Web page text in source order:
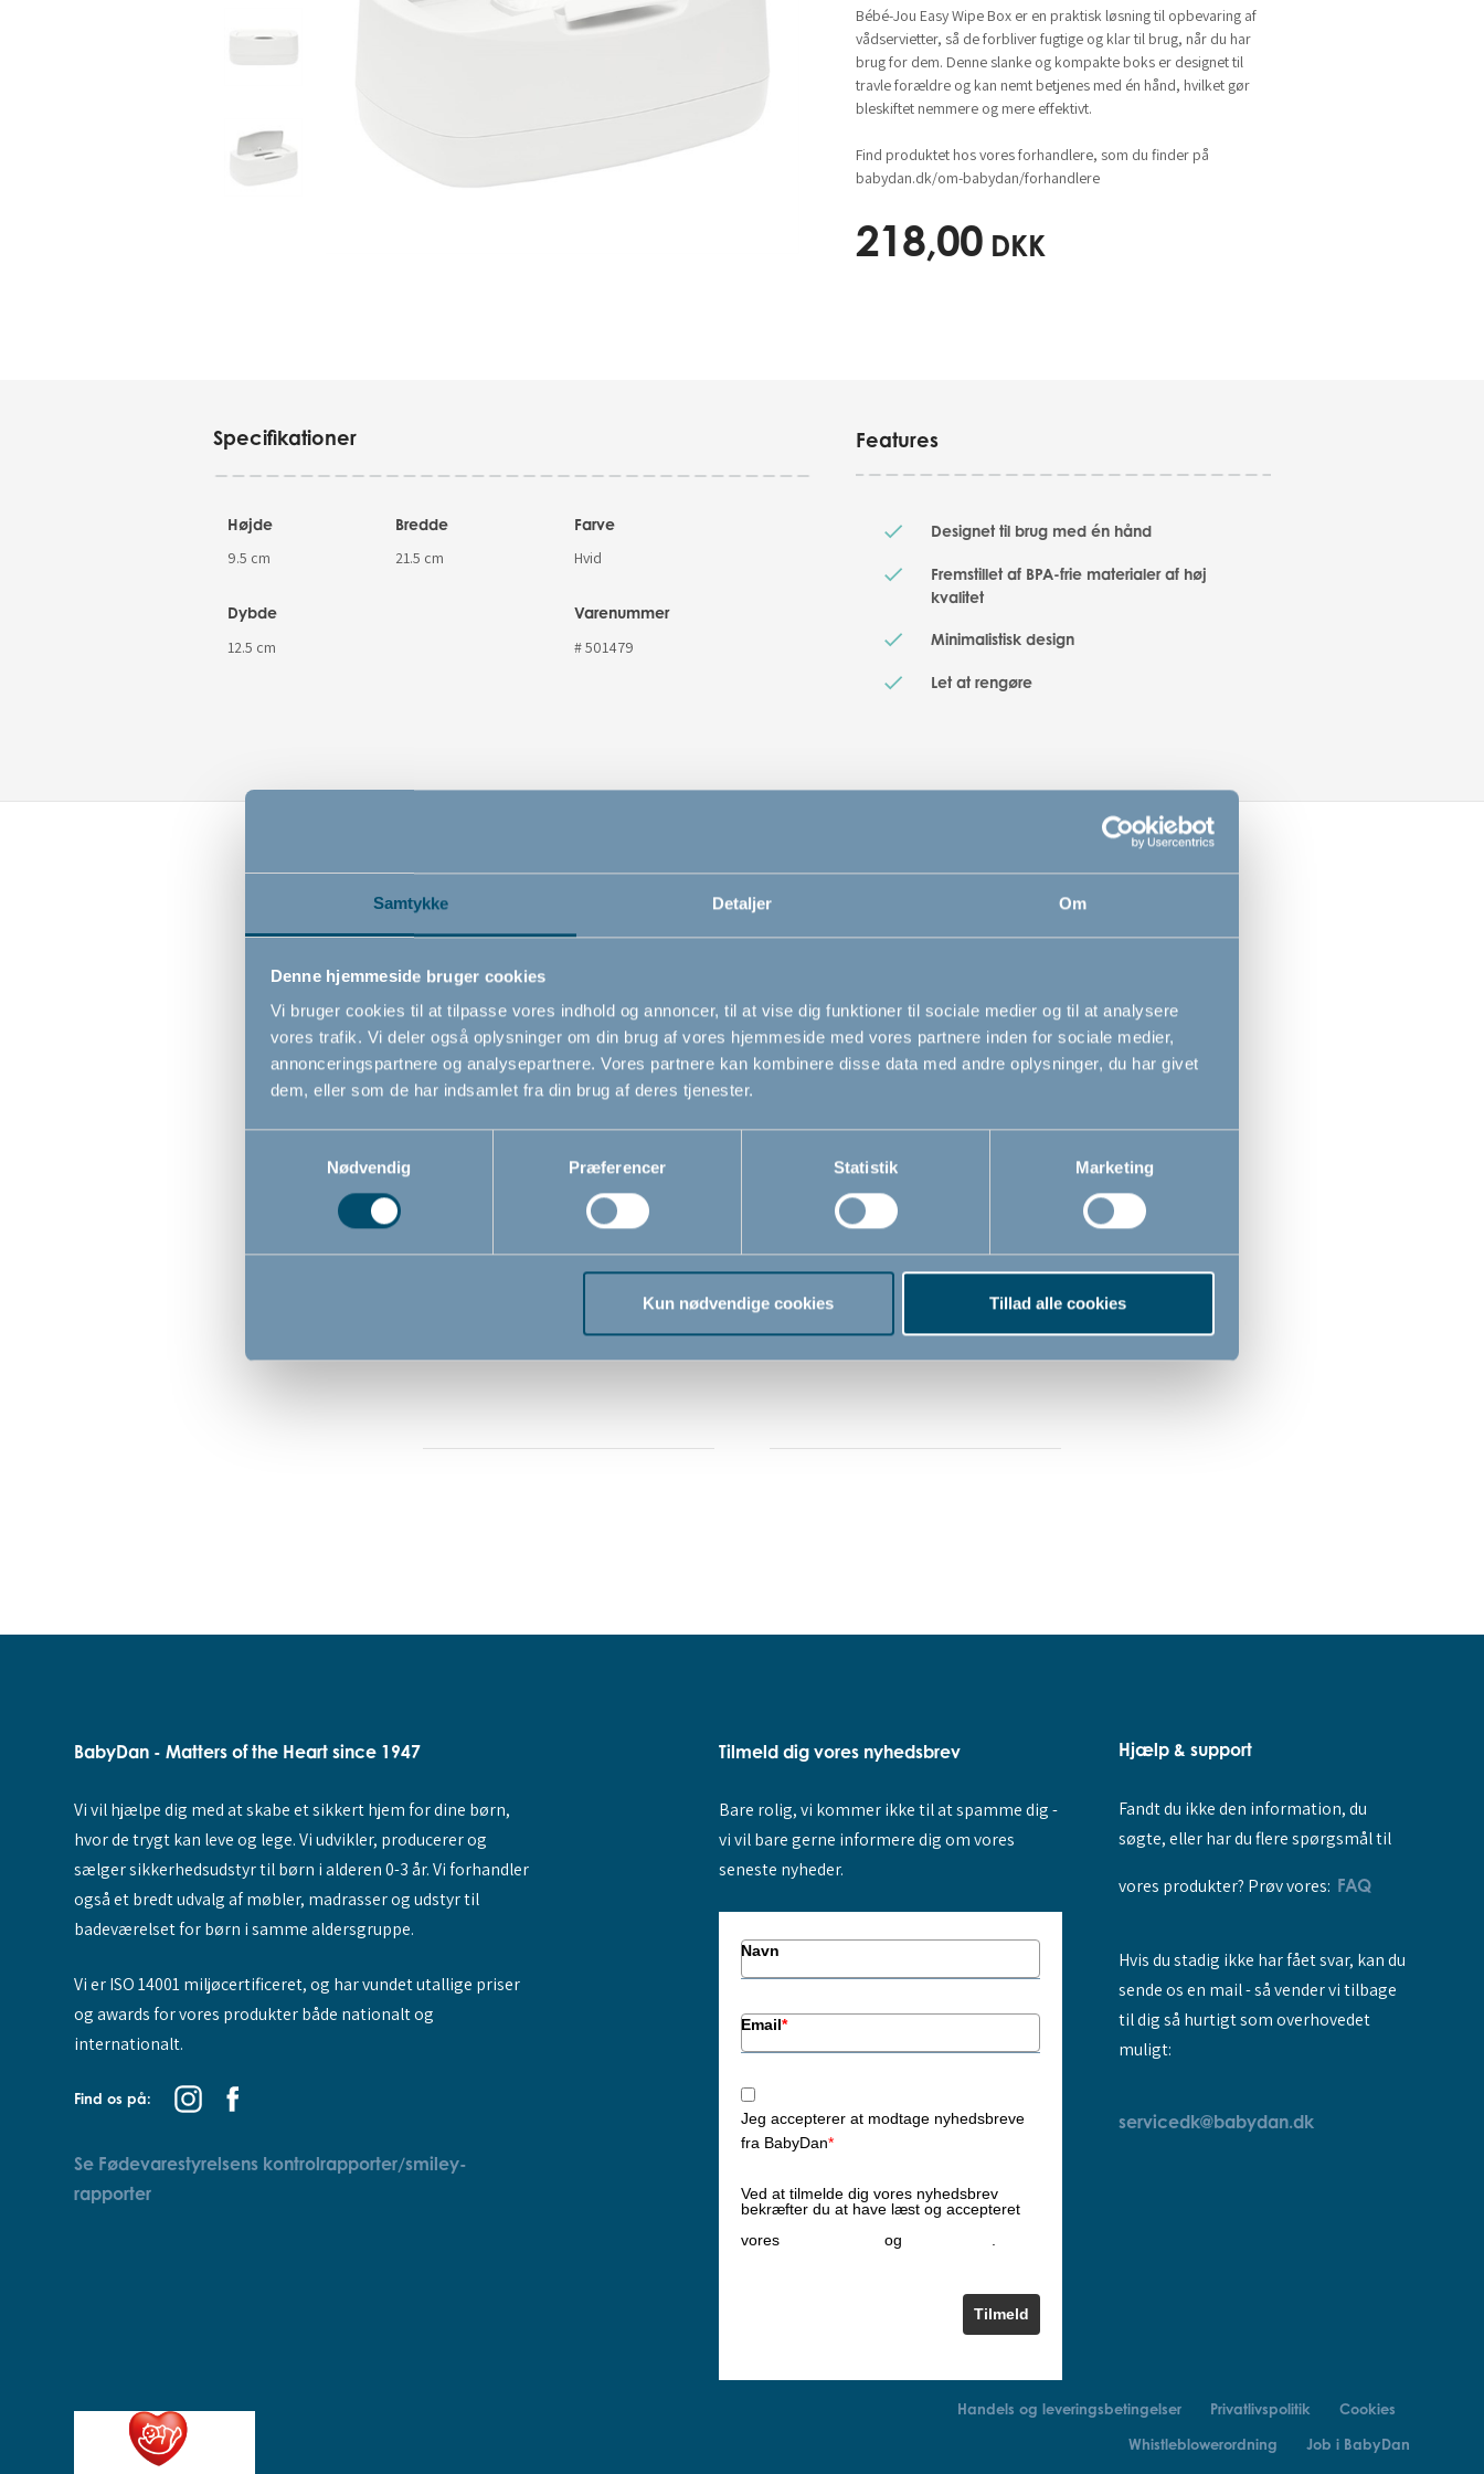
Samtykke Detaljer Om
Denne hjemmeside bruger cookies
Vi bruger cookies til at tilpasse vores indhold og annoncer, til at vise dig funktioner til sociale medier og til at analysere
vores trafik. Vi deler også oplysninger om din brug af vores hjemmeside med vores partnere inden for sociale medier,
annonceringspartnere og analysepartnere. Vores partnere kan kombinere disse data med andre oplysninger, du har givet
dem, eller som de har indsamlet fra din brug af deres tjenester.
Nødvendig
Præferencer Statistik Marketing
Kun nødvendige cookies Tillad alle cookies
Bébé-Jou Easy Wipe Box er en praktisk løsning til opbevaring af
vådservietter, så de forbliver fugtige og klar til brug, når du har
brug for dem. Denne slanke og kompakte boks er designet til
travle forældre og kan nemt betjenes med én hånd, hvilket gør
bleskiftet nemmere og mere effektivt.
Find produktet hos vores forhandlere, som du finder på
babydan.dk/om-babydan/forhandlere
218,00 DKK
Specifikationer
Højde
9.5 cm
Bredde
21.5 cm
Dybde
12.5 cm
Farve
Hvid
Varenummer
# 501479
Features
Designet til brug med én hånd
Fremstillet af BPA-frie materialer af høj
kvalitet
Minimalistisk design
Let at rengøre
Relaterede produkter
Easy Wipe Box, Æske til
Easy Wipe Box, Æske til
218,13 DKK
BabyDan - Matters of the Heart since 1947
Vi vil hjælpe dig med at skabe et sikkert hjem for dine børn,
hvor de trygt kan leve og lege. Vi udvikler, producerer og
sælger sikkerhedsudstyr til børn i alderen 0-3 år. Vi forhandler
også et bredt udvalg af møbler, madrasser og udstyr til
badeværelset for børn i samme aldersgruppe.
Vi er ISO 14001 miljøcertificeret, og har vundet utallige priser
og awards for vores produkter både nationalt og
internationalt.
Find os på:
Se Fødevarestyrelsens kontrolrapporter/smiley-
rapporter
Tilmeld dig vores nyhedsbrev
Bare rolig, vi kommer ikke til at spamme dig -
vi vil bare gerne informere dig om vores
seneste nyheder.
Navn
Email*
Jeg accepterer at modtage nyhedsbreve
fra BabyDan*
Ved at tilmelde dig vores nyhedsbrev
bekræfter du at have læst og accepteret
vores
og .
Tilmeld
Hjælp & support
Fandt du ikke den information, du
søgte, eller har du flere spørgsmål til
vores produkter? Prøv vores: FAQ
Hvis du stadig ikke har fået svar, kan du
sende os en mail - så vender vi tilbage
til dig så hurtigt som overhovedet
muligt:
servicedk@babydan.dk
Handels og leveringsbetingelser Privatlivspolitik
Cookies
Whistleblowerordning
Job i BabyDan